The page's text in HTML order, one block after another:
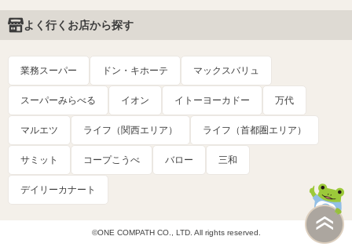
よく行くお店から探す
業務スーパー ドン・キホーテ マックスバリュ
スーパーみらべる イオン イトーヨーカドー 万代
マルエツ ライフ（関西エリア） ライフ（首都圏エリア）
サミット コープこうべ バロー 三和
デイリーカナート
©ONE COMPATH CO., LTD. All rights reserved.